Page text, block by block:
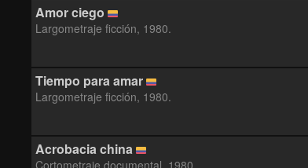
Amor ciego
Largometraje ficción, 1980.
Tiempo para amar
Largometraje ficción, 1980.
Acrobacia china
Cortometraje documental, 1980.